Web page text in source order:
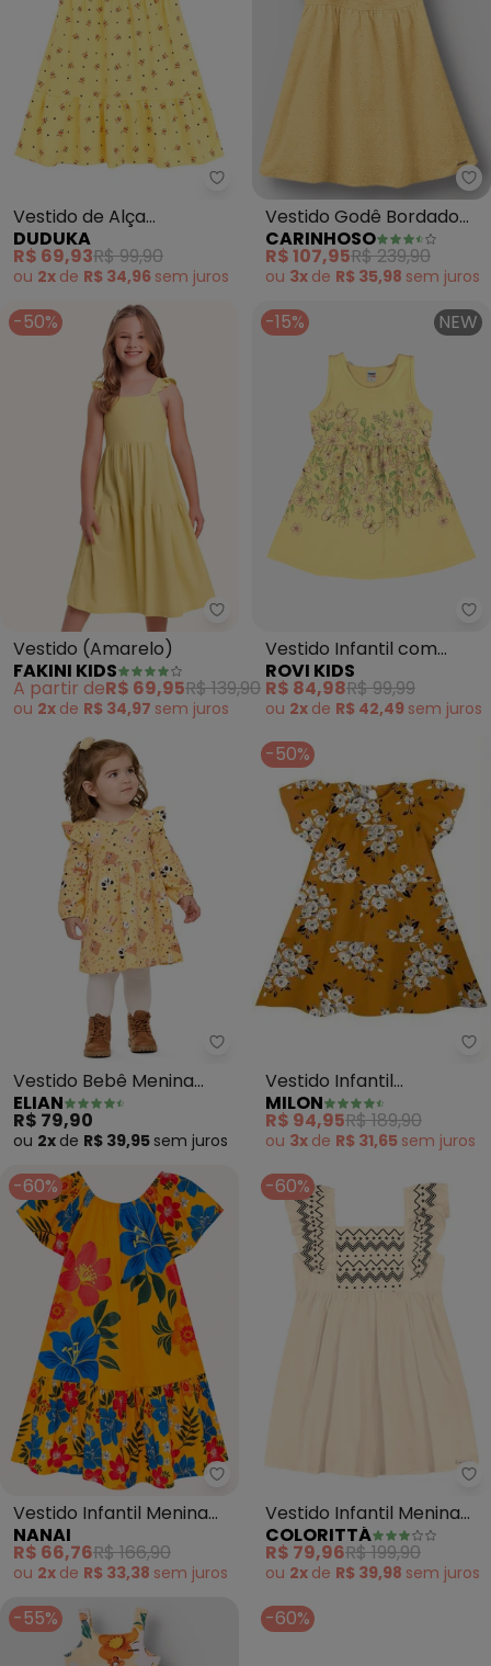
Duduka - Vestido de Alça
Vestido de Alça
(Amarelo)
DUDUKA
R$ 69,93R$ 99,90
ou 2x de R$ 34,96 sem juros
Vestido Godê Bordado
(Amarelo)
CARINHOSO
R$ 107,95R$ 239,90
ou 3x de R$ 35,98 sem juros
-50%
Fakini Kids - Vestido (Amarelo)
Vestido (Amarelo)
FAKINI KIDS
A partir deR$ 69,95R$ 139,90
ou 2x de R$ 34,97 sem juros
-15% NEW
Vestido Infantil com
Estampa Floral
(Amarelo)
ROVI KIDS
R$ 84,98R$ 99,99
ou 2x de R$ 42,49 sem juros
Elian - Vestido Bebê Menina
Vestido Bebê Menina
Manga Longa Bichinhos
(Amarelo)
ELIAN
R$ 79,90
ou 2x de R$ 39,95 sem juros
-50%
Vestido Infantil
(Amarelo)
MILON
R$ 94,95R$ 189,90
ou 3x de R$ 31,65 sem juros
-60%
Nanai - Vestido Infantil Menina
Vestido Infantil Menina
Flores (Amarelo)
NANAI
R$ 66,76R$ 166,90
ou 2x de R$ 33,38 sem juros
-60%
Vestido Infantil Menina
com Babados (Amarelo)
COLORITTÁ
R$ 79,96R$ 199,90
ou 2x de R$ 39,98 sem juros
-55% -60%